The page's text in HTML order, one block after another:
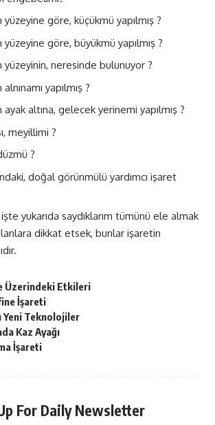
yüzeyine göre, küçükmü yapılmış ?
yüzeyine göre, büyükmü yapılmış ?
yüzeyinin, neresinde bulunuyor ?
yapılmış ?
ayak altına, gelecek yerinemi yapılmış ?
meyillimi ?
?
doğal görünmülü yardımcı işaret
yukarıda saydıklarım tümünü ele almak
dikkat etsek, bunlar işaretin
Üzerindeki Etkileri
İşareti
Yeni Teknolojiler
Kaz Ayağı
İşareti
For Daily Newsletter